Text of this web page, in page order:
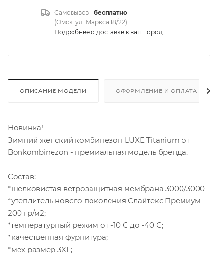
Самовывоз - бесплатно
(Омск, ул. Маркса 18/22)
Подробнее о доставке в ваш город
ОПИСАНИЕ МОДЕЛИ ОФОРМЛЕНИЕ И ОПЛАТА
Новинка!
Зимний женский комбинезон LUXE Titanium от
Bonkombinezon - премиальная модель бренда.
Состав:
*шелковистая ветрозащитная мембрана 3000/3000
*утеплитель нового поколения Слайтекс Премиум
200 гр/м2;
*температурный режим от -10 С до -40 С;
*качественная фурнитура;
*мех размер 3XL;